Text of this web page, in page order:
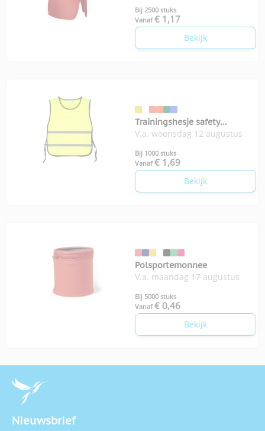
Bij 2500 stuks
Vanaf € 1,17
Bekijk
Trainingshesje safety
volwassenen
V.a. woensdag 12 augustus
Bij 1000 stuks
Vanaf € 1,69
Bekijk
Polsportemonnee
V.a. maandag 17 augustus
Bij 5000 stuks
Vanaf € 0,46
Bekijk
Nieuwsbrief